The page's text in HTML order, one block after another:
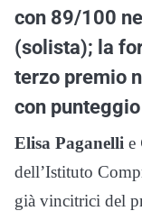
con 89/100
(solista); la
terzo premio
con
Elisa Paganelli e
dell’Istituto
già vincitrici del